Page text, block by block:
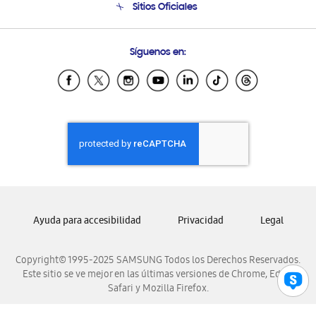
Soporte vía eMail
Sitios Oficiales
Samsung Ecuador
Samsung El Salvador
Samsung Honduras
Samsung Nicaragua
Samsung Panamá
Samsung Venezuela
Síguenos en:
Copyright© 1995-2025 SAMSUNG Todos los Derechos Reservados.
Este sitio se ve mejor en las últimas versiones de Chrome, Edge,
Safari y Mozilla Firefox.
Ayuda para accesibilidad Privacidad Legal